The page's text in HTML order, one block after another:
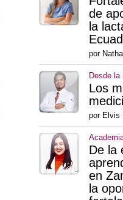
de
la
por
Desde la
Los
por Elvis
De la
en
la